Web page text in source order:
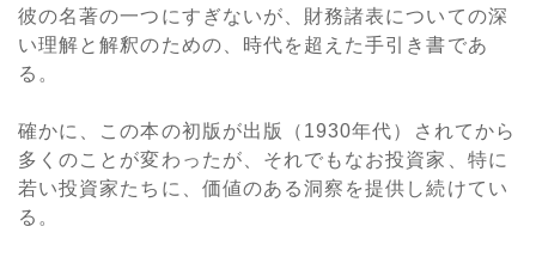
彼の名著の一つにすぎないが、財務諸表についての深
い理解と解釈のための、時代を超えた手引き書であ
る。
確かに、この本の初版が出版（1930年代）されてから
多くのことが変わったが、それでもなお投資家、特に
若い投資家たちに、価値のある洞察を提供し続けてい
る。